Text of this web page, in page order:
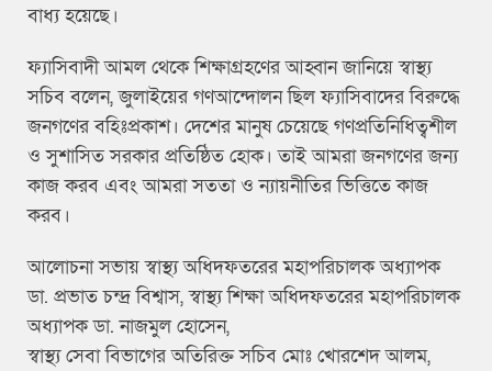
বাধ্য হয়েছে।
ফ্যাসিবাদী আমল থেকে শিক্ষাগ্রহণের আহ্বান জানিয়ে স্বাস্থ্য
সচিব বলেন, জুলাইয়ের গণআন্দোলন ছিল ফ্যাসিবাদের বিরুদ্ধে
জনগণের বহিঃপ্রকাশ। দেশের মানুষ চেয়েছে গণপ্রতিনিধিত্বশীল
ও সুশাসিত সরকার প্রতিষ্ঠিত হোক। তাই আমরা জনগণের জন্য
কাজ করব এবং আমরা সততা ও ন্যায়নীতির ভিত্তিতে কাজ
করব।
আলোচনা সভায় স্বাস্থ্য অধিদফতরের মহাপরিচালক অধ্যাপক
ডা. প্রভাত চন্দ্র বিশ্বাস, স্বাস্থ্য শিক্ষা অধিদফতরের মহাপরিচালক
অধ্যাপক ডা. নাজমুল হোসেন,
স্বাস্থ্য সেবা বিভাগের অতিরিক্ত সচিব মোঃ খোরশেদ আলম,